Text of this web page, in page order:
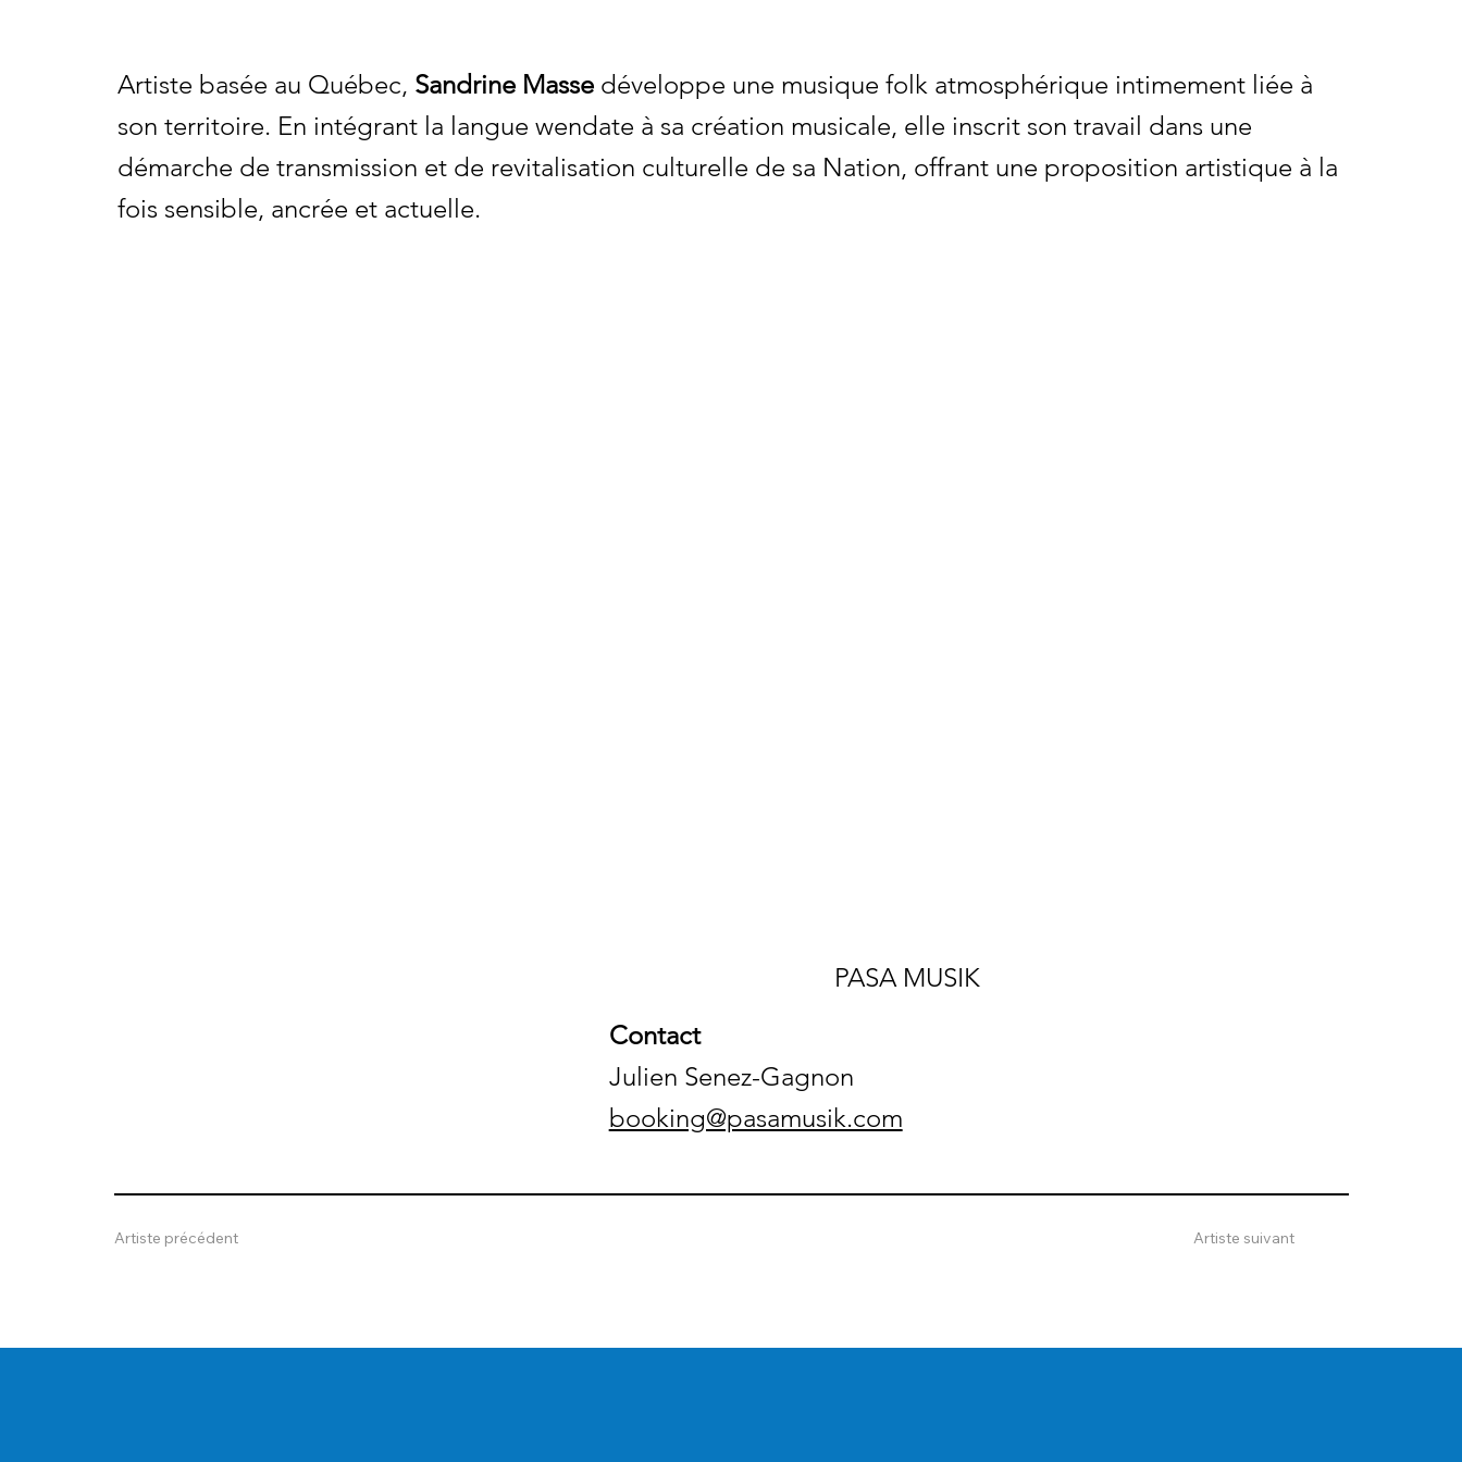
Artiste basée au Québec, Sandrine Massedéveloppe une musique folk atmosphérique intimement liée à
son territoire. En intégrant la langue wendate à sa création musicale, elle inscrit son travail dans une
démarche de transmission et de revitalisation culturelle de sa Nation, offrant une proposition artistique à la
fois sensible, ancrée et actuelle.
PASA MUSIK
Contact
Julien Senez-Gagnon
booking@pasamusik.com
Artiste suivant
Artiste précédent